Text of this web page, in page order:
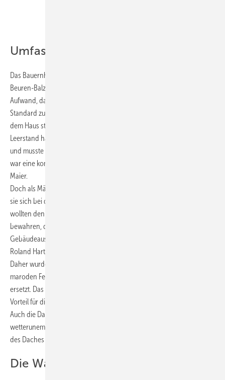
Umfassend saniert
Das Bauernhaus mit 125 m² Wohnfläche steht im Ortskern von
Beuren-Balzholz, inmitten eines historischen Gebäudeensembles. Der
Aufwand, das leerstehende Haus für eine Vermietung auf heutigen
Standard zu bringen, war nicht unerheblich: „Als wir zu Beginn vor
dem Haus standen, hatten wir eher eine Ruine vor uns. 30 Jahre
Leerstand haben ihre Spuren hinterlassen, das Gebäude stand schief
und musste zunächst mit einem Kran aufgerichtet werden. Und dann
war eine komplette Kernsanierung erforderlich“, berichtet Ralph
Maier.
Doch als Männer vom Fach wussten die beiden Handwerker, worauf
sie sich bei diesem Hobbyprojekt einlassen. Das Ziel war klar: „Wir
wollten den ursprünglichen Charme mit Mauer- und Fachwerk
bewahren, dabei den Wohnstandard und die technische
Gebäudeausrüstung aber auf das heutige Niveau heben“, ergänzt
Roland Hartmann.
Daher wurde das Dach von innen isoliert und die vorhandenen
maroden Fenster wurden durch zweifachverglaste Holzfenster
ersetzt. Das Mauerwerk war bereits zweischalig konstruiert – ein
Vorteil für die Modernisierung, um die Heizwärme im Haus zu halten.
Auch die Dachgauben wurden aufgehübscht und mit einer
wetterunempfindlichen Blechverkleidung versehen, die mit der Optik
des Daches harmoniert.
Die Wärmepumpe war gesetzt